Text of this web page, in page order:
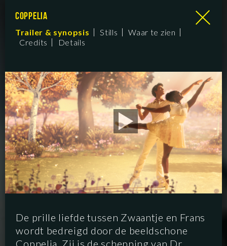
COPPELIA
Trailer & synopsis Stills
Waar te zien
Credits
Details
De prille liefde tussen Zwaantje en Frans
wordt bedreigd door de beeldschone
Coppelia. Zij is de schepping van Dr.